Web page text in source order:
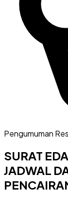
Pengumuman
SURAT
JADWAL